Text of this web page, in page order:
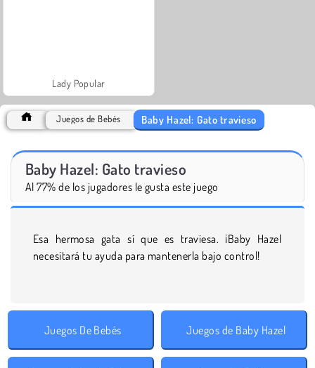
Lady Popular
Juegos de Bebés Baby Hazel: Gato travieso
Baby Hazel: Gato travieso
Al 77% de los jugadores le gusta este juego
Esa hermosa gata sí que es traviesa. ¡Baby Hazel
necesitará tu ayuda para mantenerla bajo control!
Juegos De Bebés Juegos de Baby Hazel